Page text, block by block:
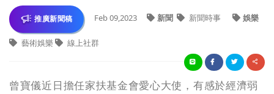
推廣新聞稿 Feb 09,2023 新聞 新聞時事 娛樂
藝術娛樂 線上社群
曾寶儀近日擔任家扶基金會愛心大使，有感於經濟弱